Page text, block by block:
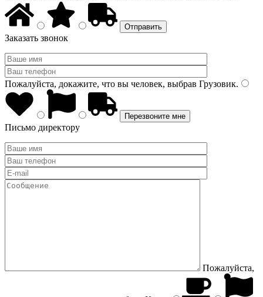
Заказать звонок
Пожалуйста, докажите, что вы человек, выбрав Грузовик.
Письмо директору
Пожалуйста,